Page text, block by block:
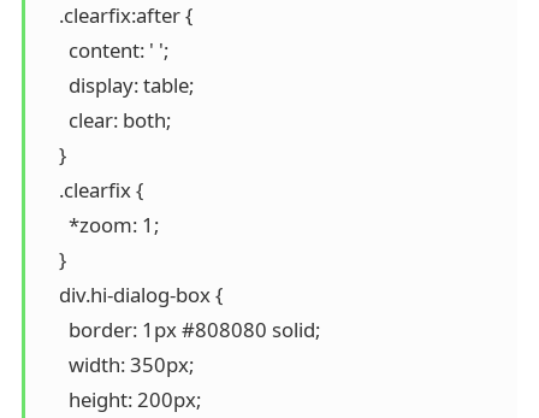
    .clearfix:after {
      content: ' ';
      display: table;
      clear: both;
    }
    .clearfix {
      *zoom: 1;
    }
    div.hi-dialog-box {
      border: 1px #808080 solid;
      width: 350px;
      height: 200px;